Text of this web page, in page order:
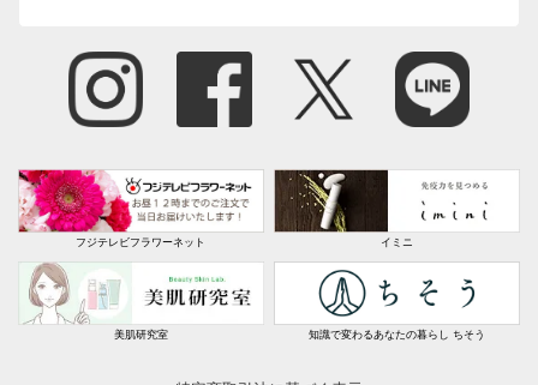
フジテレビフラワーネット イミニ
美肌研究室 知識で変わるあなたの暮らし ちそう